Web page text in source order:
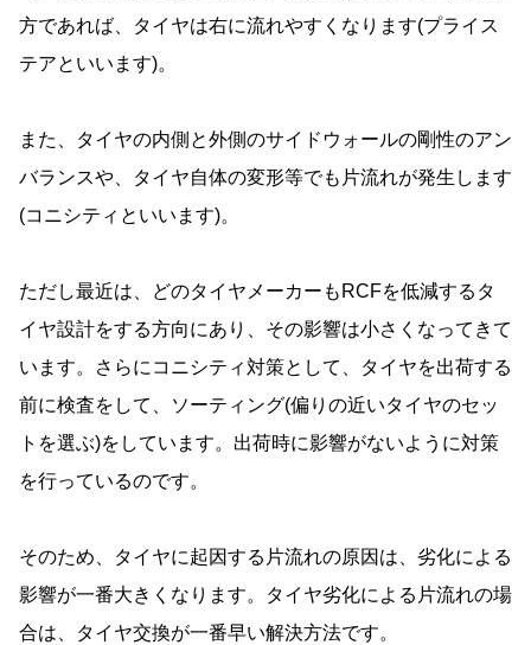
方であれば、タイヤは右に流れやすくなります(プライス
テアといいます)。
また、タイヤの内側と外側のサイドウォールの剛性のアン
バランスや、タイヤ自体の変形等でも片流れが発生します
(コニシティといいます)。
ただし最近は、どのタイヤメーカーもRCFを低減するタ
イヤ設計をする方向にあり、その影響は小さくなってきて
います。さらにコニシティ対策として、タイヤを出荷する
前に検査をして、ソーティング(偏りの近いタイヤのセッ
トを選ぶ)をしています。出荷時に影響がないように対策
を行っているのです。
そのため、タイヤに起因する片流れの原因は、劣化による
影響が一番大きくなります。タイヤ劣化による片流れの場
合は、タイヤ交換が一番早い解決方法です。